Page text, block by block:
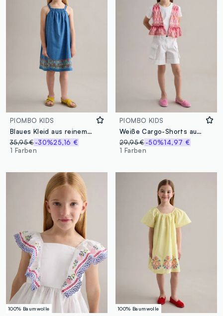
PIOMBO KIDS
Blaues Kleid aus reinem Lyocell mit Trägern und Stickerei am Saum
35,95 €-30%25,16 €
1 Farben
PIOMBO KIDS
Weiße Cargo-Shorts aus Stretch-Baumwolle
29,95 € -50%14,97 €
1 Farben
100% Baumwolle 100% Baumwolle